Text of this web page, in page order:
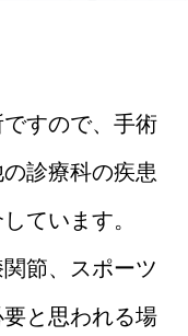
すので、手術
診療科の疾患
ています。
節、スポーツ
と思われる場